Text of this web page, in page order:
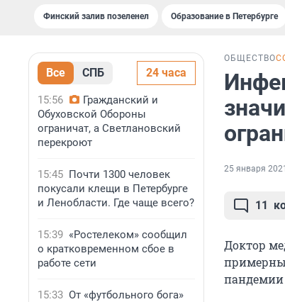
Финский залив позеленел Образование в Петербурге
Все СПБ 24 часа
15:56
Гражданский и
Обуховской Обороны
ограничат, а Светлановский
перекроют
15:45 Почти 1300 человек
покусали клещи в Петербурге
и Ленобласти. Где чаще всего?
15:39 «Ростелеком» сообщил
о кратковременном сбое в
работе сети
15:33 От «футбольного бога»
ОБЩЕСТВО
25 января
11
Доктор
пандемии